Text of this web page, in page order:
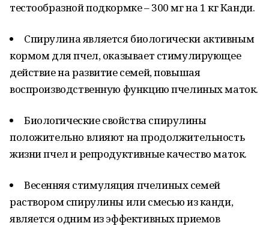
тестообразной подкормке – 300 мг на 1 кг Канди.
Спирулина является биологически активным
кормом для пчел, оказывает стимулирующее
действие на развитие семей, повышая
воспроизводственную функцию пчелиных маток.
Биологические свойства спирулины
положительно влияют на продолжительность
жизни пчел и репродуктивные качество маток.
Весенняя стимуляция пчелиных семей
раствором спирулины или смесью из канди,
является одним из эффективных приемов